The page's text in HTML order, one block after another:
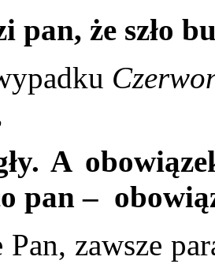
pan, że szło
A
pan –
Pan, zawsze